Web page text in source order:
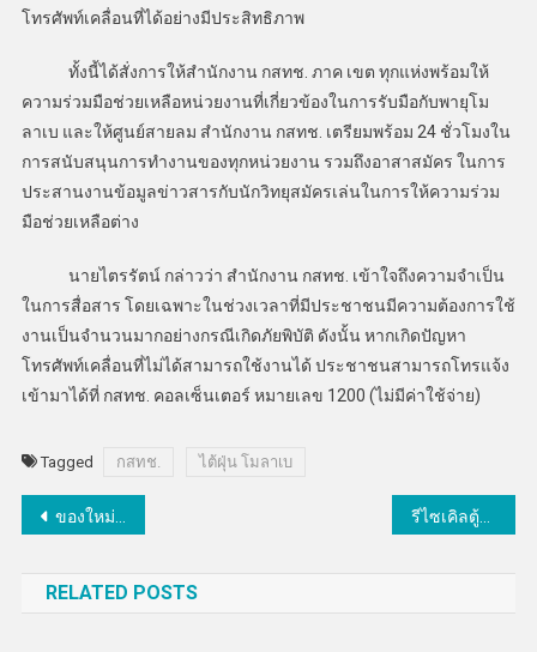
โทรศัพท์เคลื่อนที่ได้อย่างมีประสิทธิภาพ
ทั้งนี้ได้สั่งการให้สำนักงาน กสทช. ภาค เขต ทุกแห่งพร้อมให้
ความร่วมมือช่วยเหลือหน่วยงานที่เกี่ยวข้องในการรับมือกับพายุโม
ลาเบ และให้ศูนย์สายลม สำนักงาน กสทช. เตรียมพร้อม 24 ชั่วโมงใน
การสนับสนุนการทำงานของทุกหน่วยงาน รวมถึงอาสาสมัคร ในการ
ประสานงานข้อมูลข่าวสารกับนักวิทยุสมัครเล่นในการให้ความร่วม
มือช่วยเหลือต่าง
นายไตรรัตน์ กล่าวว่า สำนักงาน กสทช. เข้าใจถึงความจำเป็น
ในการสื่อสาร โดยเฉพาะในช่วงเวลาที่มีประชาชนมีความต้องการใช้
งานเป็นจำนวนมากอย่างกรณีเกิดภัยพิบัติ ดังนั้น หากเกิดปัญหา
โทรศัพท์เคลื่อนที่ไม่ได้สามารถใช้งานได้ ประชาชนสามารถโทรแจ้ง
เข้ามาได้ที่ กสทช. คอลเซ็นเตอร์ หมายเลข 1200 (ไม่มีค่าใช้จ่าย)
Tagged กสทช. ไต้ฝุ่น โมลาเบ
แนะแนว
ของใหม่ในตลาดสัปดาห์นี้
RELATED POSTS